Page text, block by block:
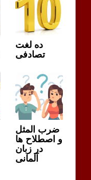
ده لغت
تصادفی
ضرب المثل
و اصطلاح ها
در زبان
آلمانی